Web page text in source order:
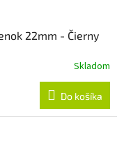
22mm - Čierny
Skladom
Do košíka